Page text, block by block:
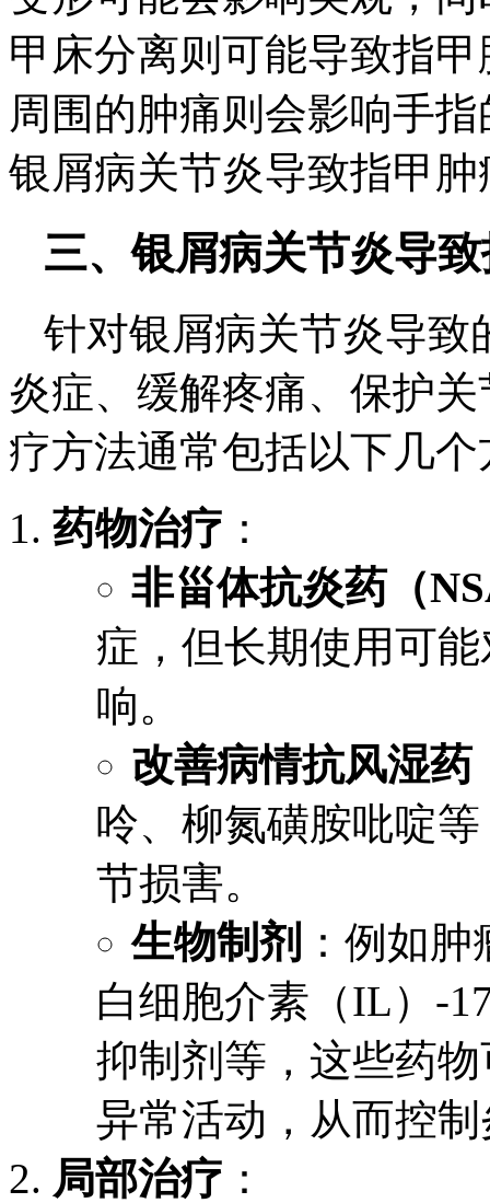
甲床分离则可能导致指
周围的肿痛则会影响手
银屑病关节炎导致指甲
三、银屑病关节炎导
针对银屑病关节炎导致
炎症、缓解疼痛、保护
疗方法通常包括以下几个
药物治疗 ：
非甾体抗炎药（
症，但长期使用可
响。
改善病情抗风湿药
呤、柳氮磺胺吡啶
节损害。
生物制剂 ：例如
白细胞介素（IL）-
抑制剂等，这些药
异常活动，从而控
局部治疗 ：